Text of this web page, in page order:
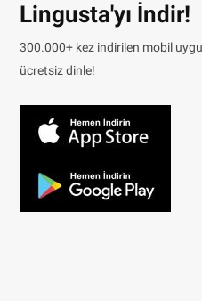
Lingusta'yı İndir!
300.000+ kez indirilen mobil
ücretsiz dinle!